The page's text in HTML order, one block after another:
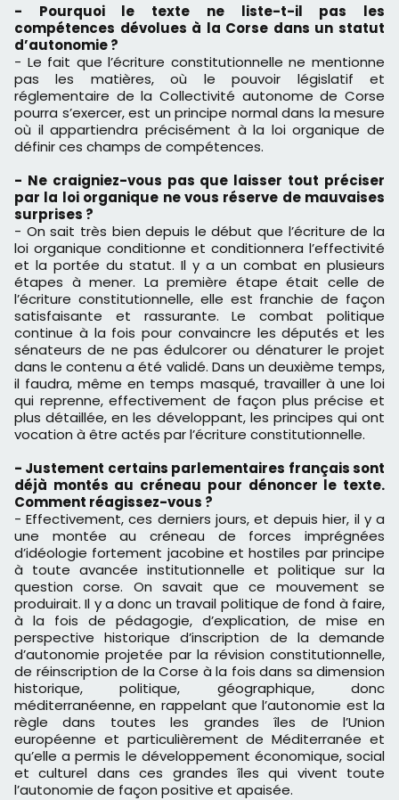
- Pourquoi le texte ne liste-t-il pas les
compétences dévolues à la Corse dans un statut
d’autonomie ?
- Le fait que l’écriture constitutionnelle ne mentionne
pas les matières, où le pouvoir législatif et
réglementaire de la Collectivité autonome de Corse
pourra s’exercer, est un principe normal dans la mesure
où il appartiendra précisément à la loi organique de
définir ces champs de compétences.
- Ne craigniez-vous pas que laisser tout préciser
par la loi organique ne vous réserve de mauvaises
surprises ?
- On sait très bien depuis le début que l’écriture de la
loi organique conditionne et conditionnera l’effectivité
et la portée du statut. Il y a un combat en plusieurs
étapes à mener. La première étape était celle de
l’écriture constitutionnelle, elle est franchie de façon
satisfaisante et rassurante. Le combat politique
continue à la fois pour convaincre les députés et les
sénateurs de ne pas édulcorer ou dénaturer le projet
dans le contenu a été validé. Dans un deuxième temps,
il faudra, même en temps masqué, travailler à une loi
qui reprenne, effectivement de façon plus précise et
plus détaillée, en les développant, les principes qui ont
vocation à être actés par l’écriture constitutionnelle.
- Justement certains parlementaires français sont
déjà montés au créneau pour dénoncer le texte.
Comment réagissez-vous ?
- Effectivement, ces derniers jours, et depuis hier, il y a
une montée au créneau de forces imprégnées
d’idéologie fortement jacobine et hostiles par principe
à toute avancée institutionnelle et politique sur la
question corse. On savait que ce mouvement se
produirait. Il y a donc un travail politique de fond à faire,
à la fois de pédagogie, d’explication, de mise en
perspective historique d’inscription de la demande
d’autonomie projetée par la révision constitutionnelle,
de réinscription de la Corse à la fois dans sa dimension
historique, politique, géographique, donc
méditerranéenne, en rappelant que l’autonomie est la
règle dans toutes les grandes îles de l’Union
européenne et particulièrement de Méditerranée et
qu’elle a permis le développement économique, social
et culturel dans ces grandes îles qui vivent toute
l’autonomie de façon positive et apaisée.